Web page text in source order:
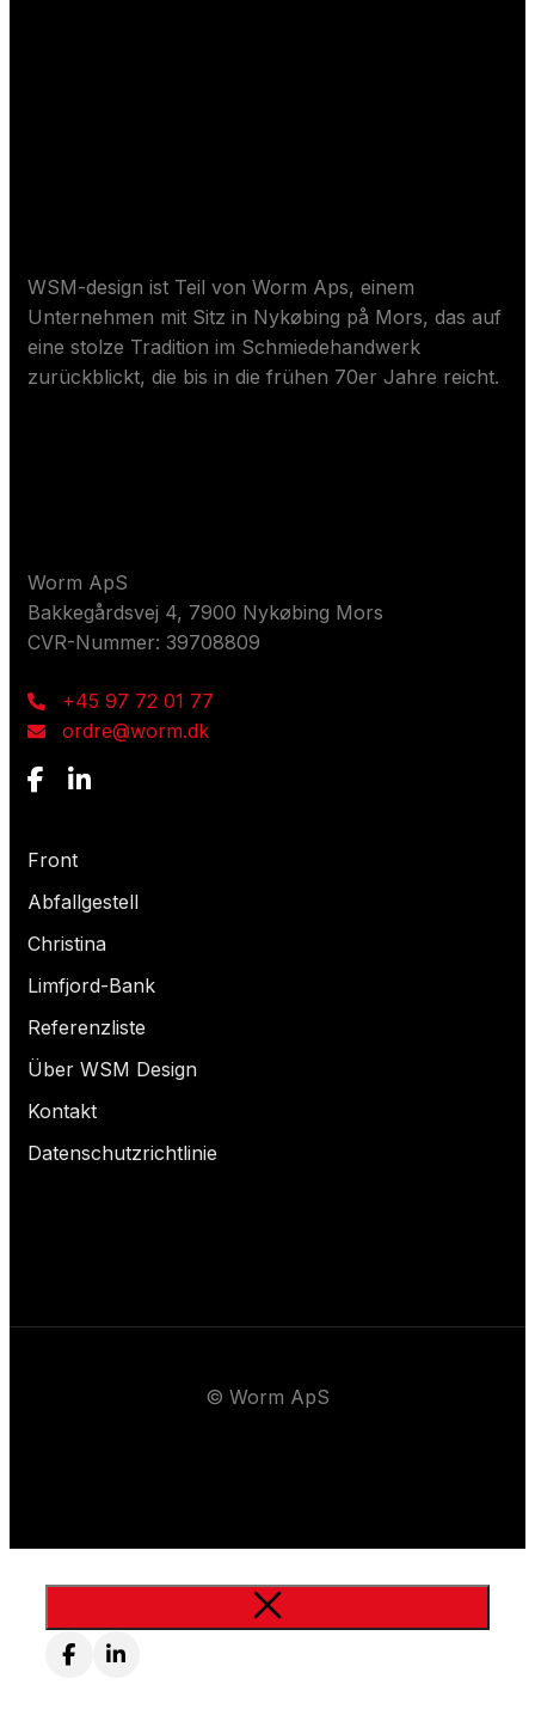
WSM-design ist Teil von Worm Aps, einem
Unternehmen mit Sitz in Nykøbing på Mors, das auf
eine stolze Tradition im Schmiedehandwerk
zurückblickt, die bis in die frühen 70er Jahre reicht.
Worm ApS
Bakkegårdsvej 4, 7900 Nykøbing Mors
CVR-Nummer: 39708809
+45 97 72 01 77
ordre@worm.dk
Front
Abfallgestell
Christina
Limfjord-Bank
Referenzliste
Über WSM Design
Kontakt
Datenschutzrichtlinie
© Worm ApS